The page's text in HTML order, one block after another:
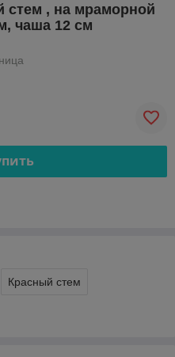
, на мраморной
чаша 12 см
Красный стем